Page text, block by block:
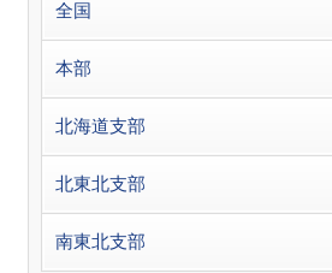
全国
本部
北海道支部
北東北支部
南東北支部